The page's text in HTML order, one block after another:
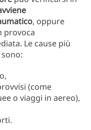
, oppure
provoca
Le cause più
(come
o viaggi in aereo),